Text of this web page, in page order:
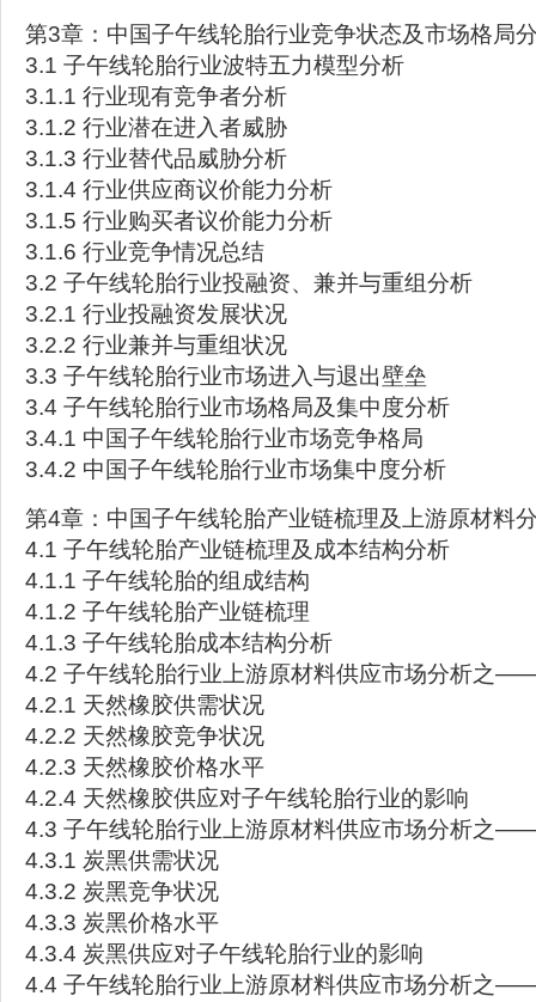
第3章：中国子午线轮胎行业竞争状态及市场格局
3.1 子午线轮胎行业波特五力模型分析
3.1.1 行业现有竞争者分析
3.1.2 行业潜在进入者威胁
3.1.3 行业替代品威胁分析
3.1.4 行业供应商议价能力分析
3.1.5 行业购买者议价能力分析
3.1.6 行业竞争情况总结
3.2 子午线轮胎行业投融资、兼并与重组分析
3.2.1 行业投融资发展状况
3.2.2 行业兼并与重组状况
3.3 子午线轮胎行业市场进入与退出壁垒
3.4 子午线轮胎行业市场格局及集中度分析
3.4.1 中国子午线轮胎行业市场竞争格局
3.4.2 中国子午线轮胎行业市场集中度分析
第4章：中国子午线轮胎产业链梳理及上游原材料
4.1 子午线轮胎产业链梳理及成本结构分析
4.1.1 子午线轮胎的组成结构
4.1.2 子午线轮胎产业链梳理
4.1.3 子午线轮胎成本结构分析
4.2 子午线轮胎行业上游原材料供应市场分析之
4.2.1 天然橡胶供需状况
4.2.2 天然橡胶竞争状况
4.2.3 天然橡胶价格水平
4.2.4 天然橡胶供应对子午线轮胎行业的影响
4.3 子午线轮胎行业上游原材料供应市场分析之
4.3.1 炭黑供需状况
4.3.2 炭黑竞争状况
4.3.3 炭黑价格水平
4.3.4 炭黑供应对子午线轮胎行业的影响
4.4 子午线轮胎行业上游原材料供应市场分析之